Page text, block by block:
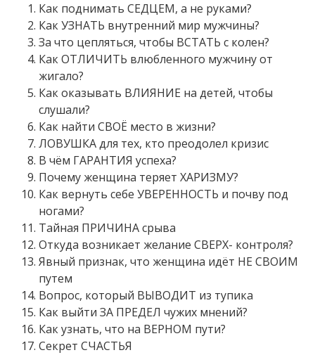
Как поднимать СЕДЦЕМ, а не руками?
Как УЗНАТЬ внутренний мир мужчины?
За что цепляться, чтобы ВСТАТЬ с колен?
Как ОТЛИЧИТЬ влюбленного мужчину от
жигало?
Как оказывать ВЛИЯНИЕ на детей, чтобы
слушали?
Как найти СВОЁ место в жизни?
ЛОВУШКА для тех, кто преодолел кризис
В чём ГАРАНТИЯ успеха?
Почему женщина теряет ХАРИЗМУ?
Как вернуть себе УВЕРЕННОСТЬ и почву под
ногами?
Тайная ПРИЧИНА срыва
Откуда возникает желание СВЕРХ- контроля?
Явный признак, что женщина идёт НЕ СВОИМ
путем
Вопрос, который ВЫВОДИТ из тупика
Как выйти ЗА ПРЕДЕЛ чужих мнений?
Как узнать, что на ВЕРНОМ пути?
Секрет СЧАСТЬЯ